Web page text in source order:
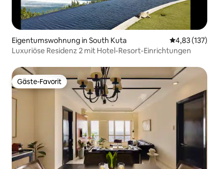
Eigentumswohnung in South Kuta
4,83 (137)
Luxuriöse Residenz 2 mit Hotel-Resort-Einrichtungen
Gäste-Favorit
Gäste-Favorit